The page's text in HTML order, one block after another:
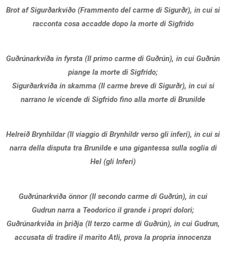
Brot af Sigurðarkviðo (Frammento del carme di Sigurðr), in cui si
racconta cosa accadde dopo la morte di Sigfrido
Guðrúnarkviða in fyrsta (Il primo carme di Guðrún), in cui Guðrún
piange la morte di Sigfrido;
Sigurðarkviða in skamma (Il carme breve di Sigurðr), in cui si
narrano le vicende di Sigfrido fino alla morte di Brunilde
Helreið Brynhildar (Il viaggio di Brynhildr verso gli inferi), in cui si
narra della disputa tra Brunilde e una gigantessa sulla soglia di
Hel (gli Inferi)
Guðrúnarkviða önnor (Il secondo carme di Guðrún), in cui
Gudrun narra a Teodorico il grande i propri dolori;
Guðrúnarkviða in þriðja (Il terzo carme di Guðrún), in cui Gudrun,
accusata di tradire il marito Atli, prova la propria innocenza